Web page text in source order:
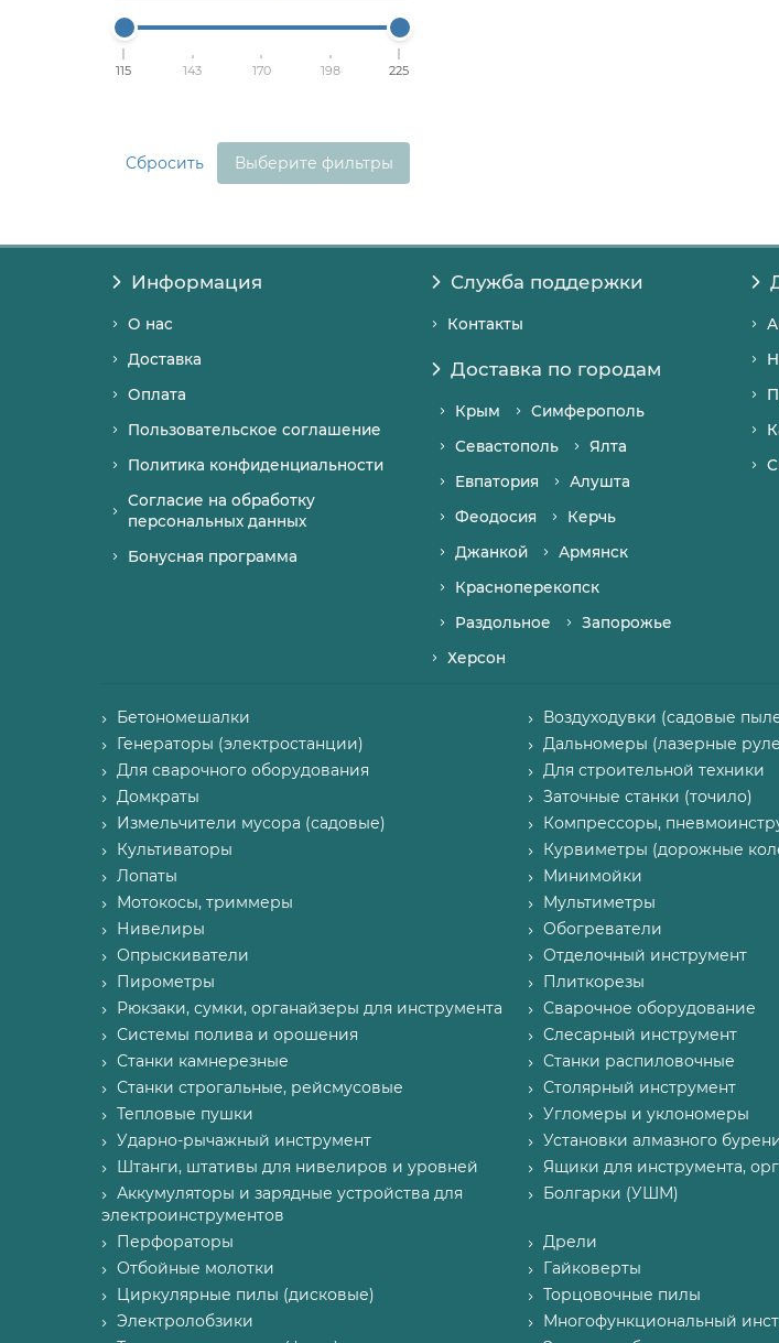
115 143 170 198 225
Сбросить Выберите фильтры
Информация
О нас
Доставка
Оплата
Пользовательское соглашение
Политика конфиденциальности
Согласие на обработку
персональных данных
Бонусная программа
Служба поддержки
Контакты
Доставка по городам
Крым
Симферополь
Севастополь
Ялта
Евпатория
Алушта
Феодосия
Керчь
Джанкой
Армянск
Красноперекопск
Раздольное
Запорожье
Херсон
Бетономешалки Воздуходувки (садовые
Генераторы (электростанции)
Дальномеры (лазерные
Для сварочного оборудования
Для строительной техники
Домкраты
Заточные станки (точило)
Измельчители мусора (садовые)
Компрессоры,
Культиваторы
Курвиметры (дорожные
Лопаты
Минимойки
Мотокосы, триммеры
Мультиметры
Нивелиры
Обогреватели
Опрыскиватели
Отделочный инструмент
Пирометры
Плиткорезы
Рюкзаки, сумки, органайзеры для инструмента
Сварочное оборудование
Системы полива и орошения
Слесарный инструмент
Станки камнерезные
Станки распиловочные
Станки строгальные, рейсмусовые
Столярный инструмент
Тепловые пушки
Угломеры и уклономеры
Ударно-рычажный инструмент
Установки алмазного
Штанги, штативы для нивелиров и уровней
Ящики для инструмента,
Аккумуляторы и зарядные устройства для
электроинструментов
Болгарки (УШМ)
Перфораторы Дрели
Отбойные молотки
Гайковерты
Циркулярные пилы (дисковые)
Торцовочные пилы
Электролобзики
Многофункциональный